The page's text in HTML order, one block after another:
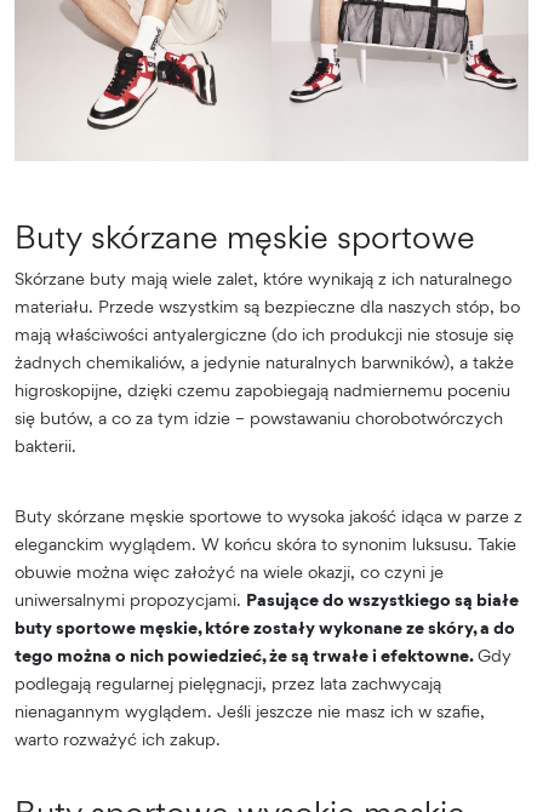
Buty skórzane męskie sportowe
Skórzane buty mają wiele zalet, które wynikają z ich naturalnego
materiału. Przede wszystkim są bezpieczne dla naszych stóp, bo
mają właściwości antyalergiczne (do ich produkcji nie stosuje się
żadnych chemikaliów, a jedynie naturalnych barwników), a także
higroskopijne, dzięki czemu zapobiegają nadmiernemu poceniu
się butów, a co za tym idzie – powstawaniu chorobotwórczych
bakterii.
Buty skórzane męskie sportowe to wysoka jakość idąca w parze z
eleganckim wyglądem. W końcu skóra to synonim luksusu. Takie
obuwie można więc założyć na wiele okazji, co czyni je
uniwersalnymi propozycjami. Pasujące do wszystkiego są białe
buty sportowe męskie, które zostały wykonane ze skóry, a do
tego można o nich powiedzieć, że są trwałe i efektowne.Gdy
podlegają regularnej pielęgnacji, przez lata zachwycają
nienagannym wyglądem. Jeśli jeszcze nie masz ich w szafie,
warto rozważyć ich zakup.